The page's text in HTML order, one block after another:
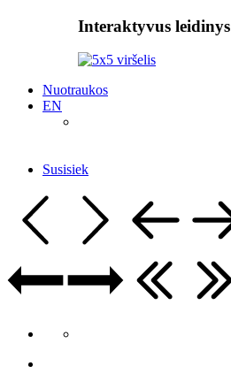
Interaktyvus leidinys
Nuotraukos
EN
Susisiek